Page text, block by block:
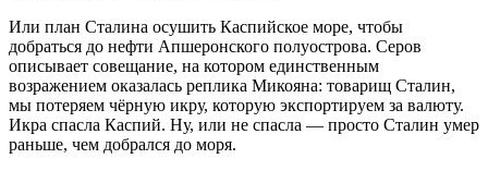
Или план Сталина осушить Каспийское море, чтобы
добраться до нефти Апшеронского полуострова. Серов
описывает совещание, на котором единственным
возражением оказалась реплика Микояна: товарищ Сталин,
мы потеряем чёрную икру, которую экспортируем за валюту.
Икра спасла Каспий. Ну, или не спасла — просто Сталин умер
раньше, чем добрался до моря.